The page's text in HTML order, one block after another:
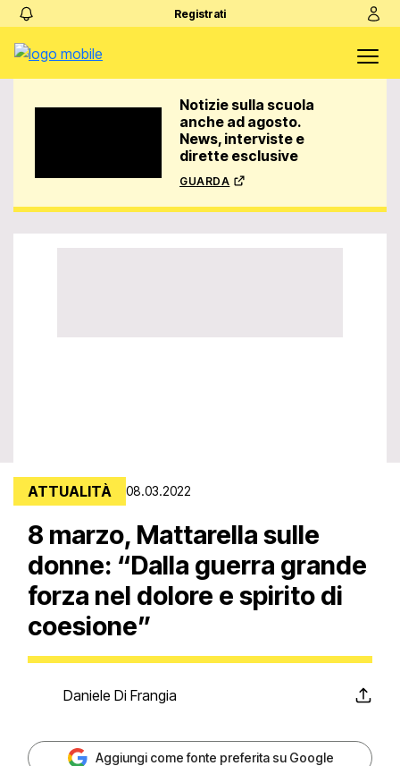
Registrati
Notizie sulla scuola
anche ad agosto.
News, interviste e
dirette esclusive
guarda
ATTUALITÀ 08.03.2022
8 marzo, Mattarella sulle
donne: “Dalla guerra grande
forza nel dolore e spirito di
coesione”
Daniele Di Frangia
Aggiungi come fonte preferita su Google